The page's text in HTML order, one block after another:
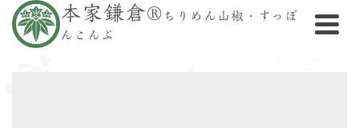
本家鎌倉® ちりめん山椒・すっぽ
んこんぶ